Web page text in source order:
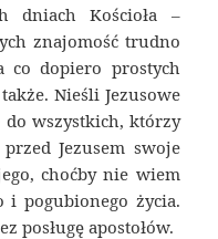
Kościoła –
znajomość trudno
co dopiero prostych
Nieśli Jezusowe
wszystkich, którzy
Jezusem swoje
choćby nie wiem
i pogubionego życia.
posługę apostołów.